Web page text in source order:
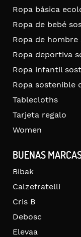
Ropa básica
Ropa de bebé
Ropa de
Ropa deportiva
Ropa infantil
Ropa sostenible
Tablecloths
Tarjeta regalo
Women
BUENAS
Bibak
Calzefratelli
Cris B
Debosc
Elevaa